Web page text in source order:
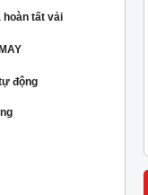
hoàn tất vải
động